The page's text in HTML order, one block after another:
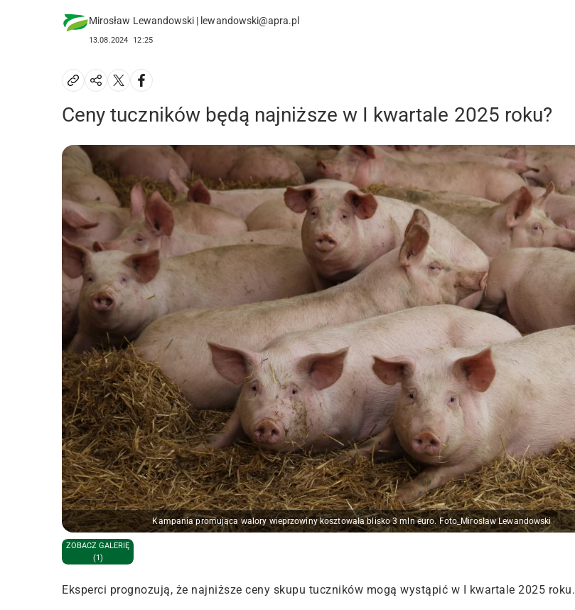
Mirosław Lewandowski | lewandowski@apra.pl
13.08.2024 12:25
Ceny tuczników będą najniższe w I kwartale 2025 roku?
Kampania promująca walory wieprzowiny kosztowała blisko 3 mln euro. Foto_Mirosław Lewandowski
ZOBACZ GALERIĘ
(1)
Eksperci prognozują, że najniższe ceny skupu tuczników mogą wystąpić w I kwartale 2025 roku.